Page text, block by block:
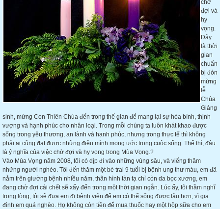
chờ
đợi và
hy
vọng.
Đây
là thời
gian
chuẩn
bị đón
mừng
lễ
Chúa
Giáng
sinh, mừng Con Thiên Chúa đến trong thế gian để mang lại sự hòa bình, thịnh
vượng và hạnh phúc cho nhân loại. Trong mỗi chúng ta luôn khát khao được
sống trong yêu thương, an lành và hạnh phúc, nhưng trong thực tế thì không
phải ai cũng đạt được những điều mình mong ước trong cuộc sống. Thế thì, đâu
là ý nghĩa của việc chờ đợi và hy vọng trong Mùa Vọng.?
Vào Mùa Vọng năm 2008, tôi có dịp đi vào những vùng sâu, và viếng thăm
những người nghèo. Tôi đến thăm một bé trai 9 tuổi bị bệnh ung thư máu, em đã
nằm trên giường bệnh nhiều năm, thân hình tàn tạ chỉ còn da bọc xương, em
đang chờ đợi cái chết sẽ xẩy đến trong một thời gian ngắn. Lúc ấy, tôi thầm nghĩ
trong lòng, tôi sẽ đưa em đi bệnh viện để em có thể sống được lâu hơn, vì gia
đình em quá nghèo. Họ không còn tiền để mua thuốc hay một hộp sữa cho em